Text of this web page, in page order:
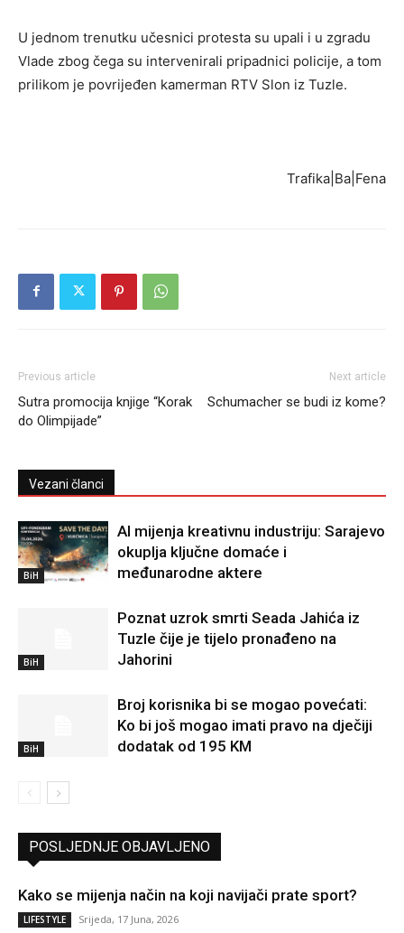
U jednom trenutku učesnici protesta su upali i u zgradu
Vlade zbog čega su intervenirali pripadnici policije, a tom
prilikom je povrijeđen kamerman RTV Slon iz Tuzle.
Trafika|Ba|Fena
Previous article
Sutra promocija knjige “Korak
do Olimpijade”
Next article
Schumacher se budi iz kome?
Vezani članci
BiH
AI mijenja kreativnu industriju: Sarajevo
okuplja ključne domaće i
međunarodne aktere
BiH
Poznat uzrok smrti Seada Jahića iz
Tuzle čije je tijelo pronađeno na
Jahorini
BiH
Broj korisnika bi se mogao povećati:
Ko bi još mogao imati pravo na dječiji
dodatak od 195 KM
POSLJEDNJE OBJAVLJENO
Kako se mijenja način na koji navijači prate sport?
LIFESTYLE Srijeda, 17 Juna, 2026